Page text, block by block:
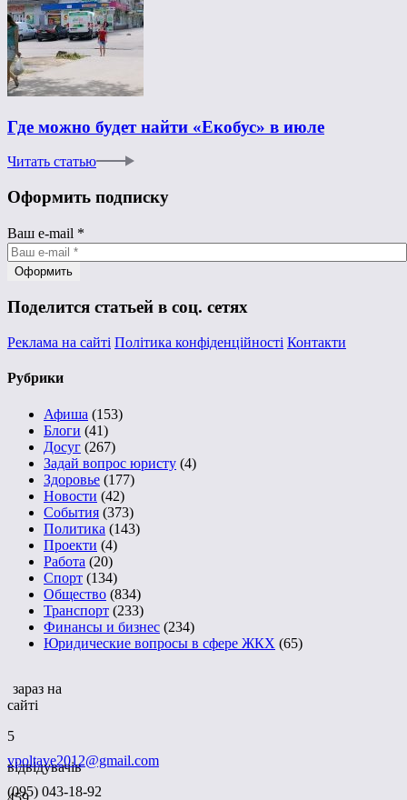
Где можно будет найти «Екобус» в июле
Читать статью
Оформить подписку
Ваш e-mail *
Поделится статьей в соц. сетях
Реклама на сайті Політика конфіденційності Контакти
Рубрики
Афиша (153)
Блоги (41)
Досуг (267)
Задай вопрос юристу (4)
Здоровье (177)
Новости (42)
События (373)
Политика (143)
Проекти (4)
Работа (20)
Спорт (134)
Общество (834)
Транспорт (233)
Финансы и бизнес (234)
Юридические вопросы в сфере ЖКХ (65)
зараз на
сайті
5
відвідувачів
vpoltave2012@gmail.com
(095) 043-18-92